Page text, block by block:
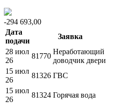
-294 693,00
Дата
подачи
Заявка
28 июл
26
81770
Неработающий
доводчик двери
15 июл
26
81326 ГВС
15 июл
26
81324 Горячая вода